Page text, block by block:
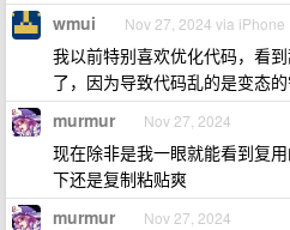
wmui Nov 27, 2024 via iPhone
我以前特别喜欢优化代码，看
了，因为导致代码乱的是变态
murmur Nov 27, 2024
现在除非是我一眼就能看到复
下还是复制粘贴爽
murmur Nov 27, 2024